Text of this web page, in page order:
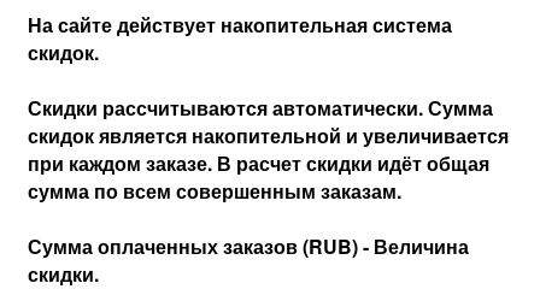
На сайте действует накопительная система
скидок.
Скидки рассчитываются автоматически. Сумма
скидок является накопительной и увеличивается
при каждом заказе. В расчет скидки идёт общая
сумма по всем совершенным заказам.
Сумма оплаченных заказов (RUB) - Величина
скидки.